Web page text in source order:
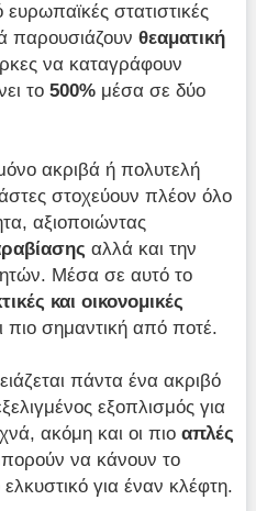
στατιστικές
παρουσιάζουνθεαματική
να καταγράφουν
το500% μέσα σε δύο
ακριβά ή πολυτελή
στοχεύουν πλέον όλο
αξιοποιώντας
αλλά και την
Μέσα σε αυτό το
και οικονομικές
πιο σημαντική από ποτέ.
πάντα ένα ακριβό
εξοπλισμός για
ακόμη και οι πιοαπλές
να κάνουν το
για έναν κλέφτη.